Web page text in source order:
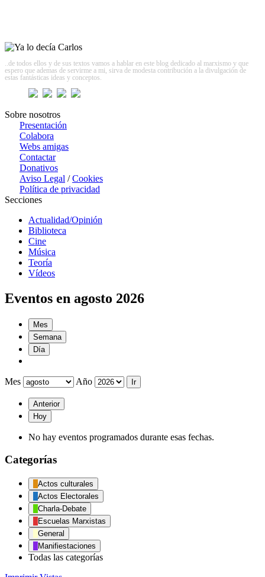
..de todos ellos y de sus textos vamos a hablar en este blog dedicado al marxismo y que
espero que ademas de servirme a mi, sirva de modesta contribución a la divulgación de
estas fantásticas ideas y conceptos.
Sobre nosotros
Presentación
Colabora
Webs amigas
Contactar
Donativos
Aviso Legal /Cookies
Política de privacidad
Secciones
Actualidad/Opinión
Biblioteca
Cine
Música
Teoría
Vídeos
Eventos en agosto 2026
Mes
Semana
Día
Mes Año
Anterior
Hoy
No hay eventos programados durante esas fechas.
Categorías
Actos culturales
Actos Electorales
Charla-Debate
Escuelas Marxistas
General
Manifiestaciones
Todas las categorías